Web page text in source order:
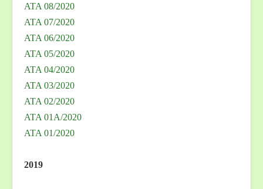
ATA 08/2020
ATA 07/2020
ATA 06/2020
ATA 05/2020
ATA 04/2020
ATA 03/2020
ATA 02/2020
ATA 01A/2020
ATA 01/2020
2019